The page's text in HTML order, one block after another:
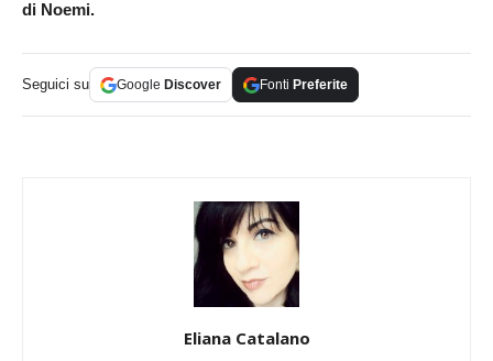
di Noemi.
Seguici su Google Discover Fonti Preferite
Eliana Catalano